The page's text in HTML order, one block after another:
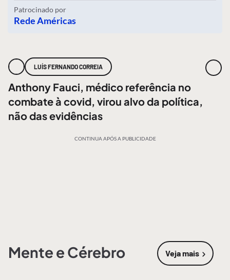
Patrocinado por
Rede Américas
LUÍS FERNANDO CORREIA
Anthony Fauci, médico referência no
combate à covid, virou alvo da política,
não das evidências
CONTINUA APÓS A PUBLICIDADE
Mente e Cérebro Veja mais
sobre